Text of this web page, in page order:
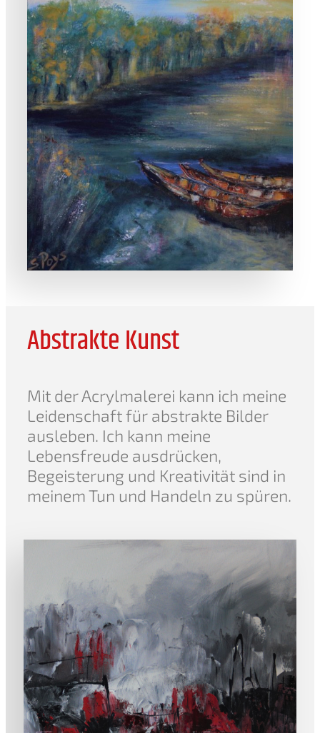
Abstrakte Kunst
Mit der Acrylmalerei kann ich meine
Leidenschaft für abstrakte Bilder
ausleben. Ich kann meine
Lebensfreude ausdrücken,
Begeisterung und Kreativität sind in
meinem Tun und Handeln zu spüren.